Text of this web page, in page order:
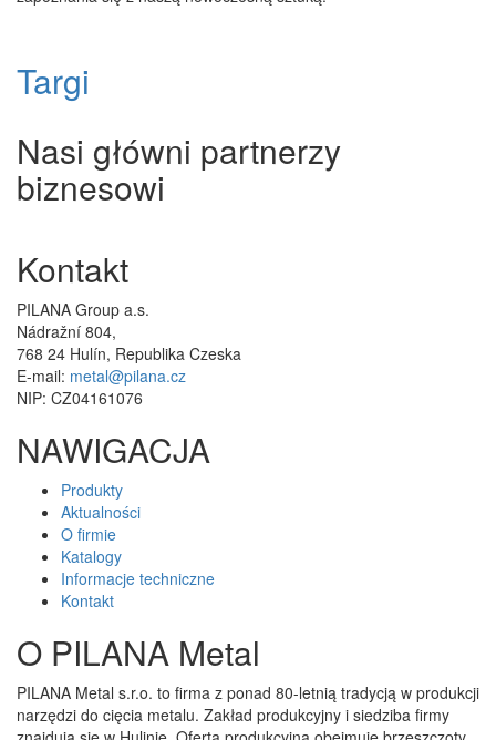
Targi
Nasi główni partnerzy
biznesowi
Kontakt
PILANA Group a.s.
Nádražní 804,
768 24 Hulín, Republika Czeska
E-mail: metal@pilana.cz
NIP: CZ04161076
NAWIGACJA
Produkty
Aktualności
O firmie
Katalogy
Informacje techniczne
Kontakt
O PILANA Metal
PILANA Metal s.r.o. to firma z ponad 80-letnią tradycją w produkcji
narzędzi do cięcia metalu. Zakład produkcyjny i siedziba firmy